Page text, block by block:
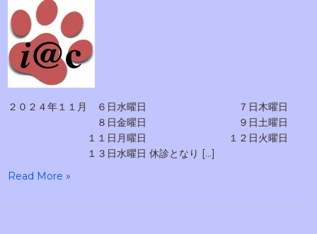
２０２４年１１月 ６日水曜日 ７日木曜日
８日金曜日 ９日土曜日
１１日月曜日 １２日火曜日
１３日水曜日 休診となり […]
Read More »